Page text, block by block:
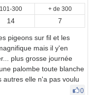
101-300 + de 300
14 7
pigeons sur fil et les
mais il y'en
plus grosse journée
palombe toute blanche
autres elle n'a pas voulu
0